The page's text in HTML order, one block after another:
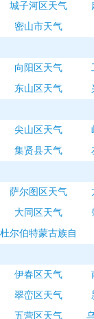
城子河区天气
密山市天气
向阳区天气
东山区天气
尖山区天气
集贤县天气
萨尔图区天气
大同区天气
杜尔伯特蒙古族自
伊春区天气
翠峦区天气
五营区天气